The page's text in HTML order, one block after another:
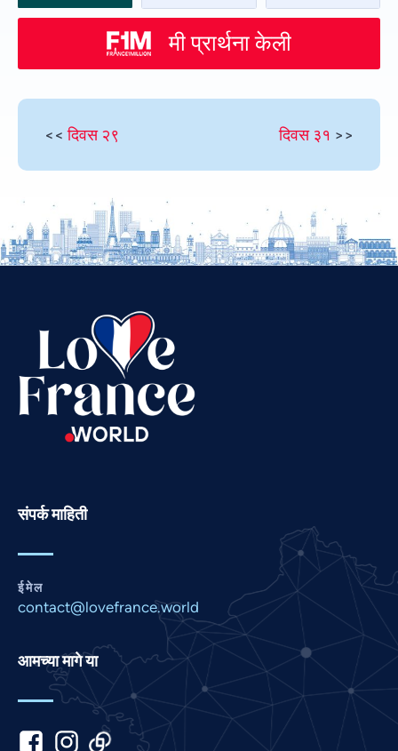
मी प्रार्थना केली
<<दिवस २९ दिवस ३१ >>
संपर्क माहिती
ईमेल
contact@lovefrance.world
आमच्या मागे या
Italian
Japanese
Kannada
Korean
Malay
Nepali
Tamil
Telugu
Thai